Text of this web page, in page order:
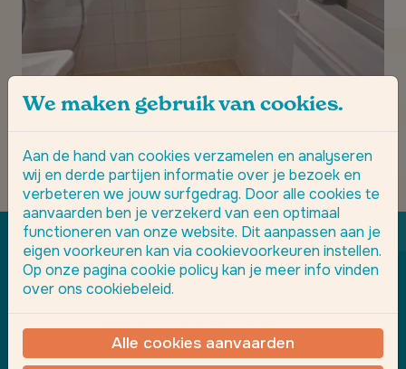
Navigeer
We maken gebruik van cookies.
Aan de hand van cookies verzamelen en analyseren
wij en derde partijen informatie over je bezoek en
verbeteren we jouw surfgedrag. Door alle cookies te
aanvaarden ben je verzekerd van een optimaal
functioneren van onze website. Dit aanpassen aan je
eigen voorkeuren kan via cookievoorkeuren instellen.
Op onze pagina cookie policy kan je meer info vinden
over ons cookiebeleid.
Alle cookies aanvaarden